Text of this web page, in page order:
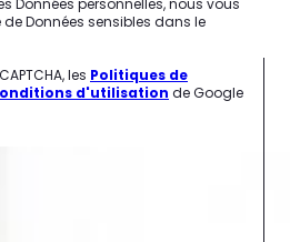
Données personnelles, nous vous
Données sensibles dans le
les Politiques de
d'utilisation de Google